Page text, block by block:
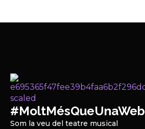
#MoltMésQueUnaWeb
Som la veu del teatre musical